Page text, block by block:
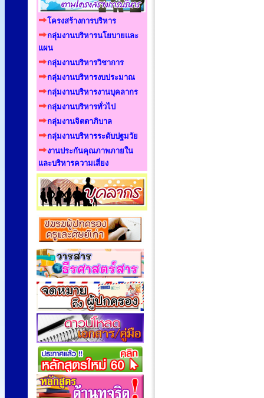
โครงสร้างการบริหาร
กลุ่มงานบริหารนโยบายและ
แผน
กลุ่มงานบริหารวิชาการ
กลุ่มงานบริหารงบประมาณ
กลุ่มงานบริหารงานบุคลากร
กลุ่มงานบริหารทั่วไป
กลุ่มงานจิตตาภิบาล
กลุ่มงานบริหารระดับปฐมวัย
งานประกันคุณภาพภายใน
และบริหารความเสี่ยง